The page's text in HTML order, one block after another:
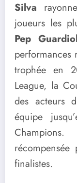
Silva
joueurs les
Pep
performances
trophée en
League, la
des acteurs
équipe
finalistes.